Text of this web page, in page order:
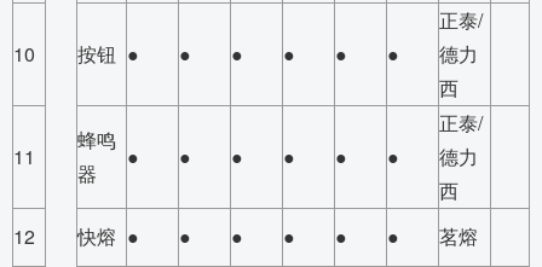
10 按钮 ● ● ● ● ● ●
正泰/
德力
西
11
蜂鸣
器
● ● ● ● ● ●
正泰/
德力
西
12
快熔 ● ● ● ● ● ● 茗熔